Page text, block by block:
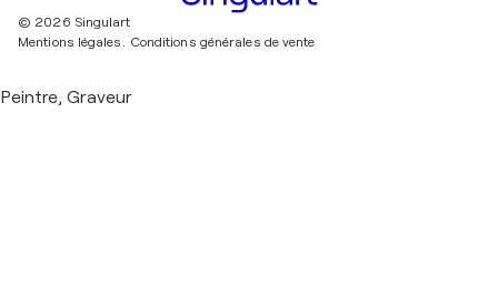
© 2026 Singulart
Mentions légales.
Conditions générales de vente
Peintre, Graveur